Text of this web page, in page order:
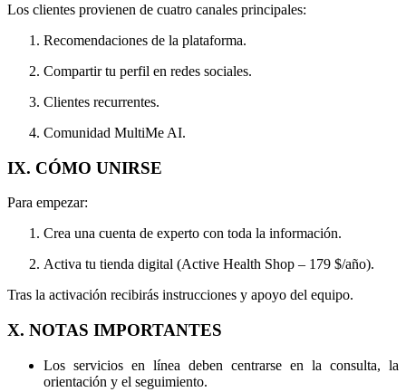
Los clientes provienen de cuatro canales principales:
Recomendaciones de la plataforma.
Compartir tu perfil en redes sociales.
Clientes recurrentes.
Comunidad MultiMe AI.
IX. CÓMO UNIRSE
Para empezar:
Crea una cuenta de experto con toda la información.
Activa tu tienda digital (Active Health Shop – 179 $/año).
Tras la activación recibirás instrucciones y apoyo del equipo.
X. NOTAS IMPORTANTES
Los servicios en línea deben centrarse en la consulta, la
orientación y el seguimiento.